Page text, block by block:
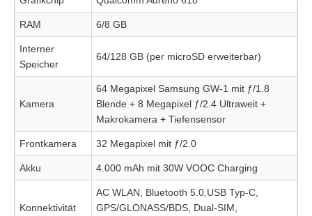
RAM 6/8 GB
Interner
Speicher
64/128 GB (per microSD erweiterbar)
Kamera
64 Megapixel Samsung GW-1 mit ƒ/1.8
Blende + 8 Megapixel ƒ/2.4 Ultraweit +
Makrokamera + Tiefensensor
Frontkamera 32 Megapixel mit ƒ/2.0
Akku 4.000 mAh mit 30W VOOC Charging
Konnektivität
AC WLAN, Bluetooth 5.0,USB Typ-C,
GPS/GLONASS/BDS, Dual-SIM,